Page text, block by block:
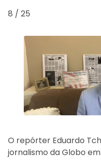
8 / 25
O repórter Eduardo
jornalismo da Globo